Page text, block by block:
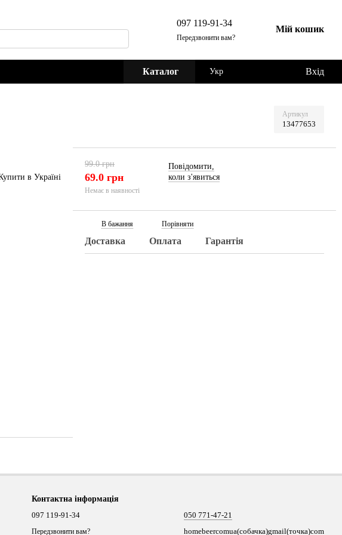
097 119-91-34
Передзвонити вам?
Мій кошик
Каталог Укр Вхід
Артикул
13477653
99.0 грн
69.0 грн
Немає в наявності
Повідомити,
коли з'явиться
В бажання Порівняти
Доставка Оплата Гарантія
Контактна інформація
097 119-91-34
Передзвонити вам?
050 771-47-21
homebeercomua(собачка)gmail(точка)com